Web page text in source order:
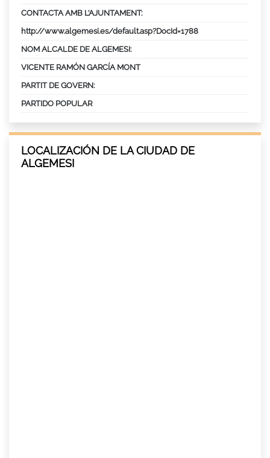
CONTACTA AMB L’AJUNTAMENT:
http://www.algemesi.es/default.asp?DocId=1788
NOM ALCALDE DE ALGEMESI:
VICENTE RAMÓN GARCÍA MONT
PARTIT DE GOVERN:
PARTIDO POPULAR
LOCALIZACIÓN DE LA CIUDAD DE
ALGEMESI